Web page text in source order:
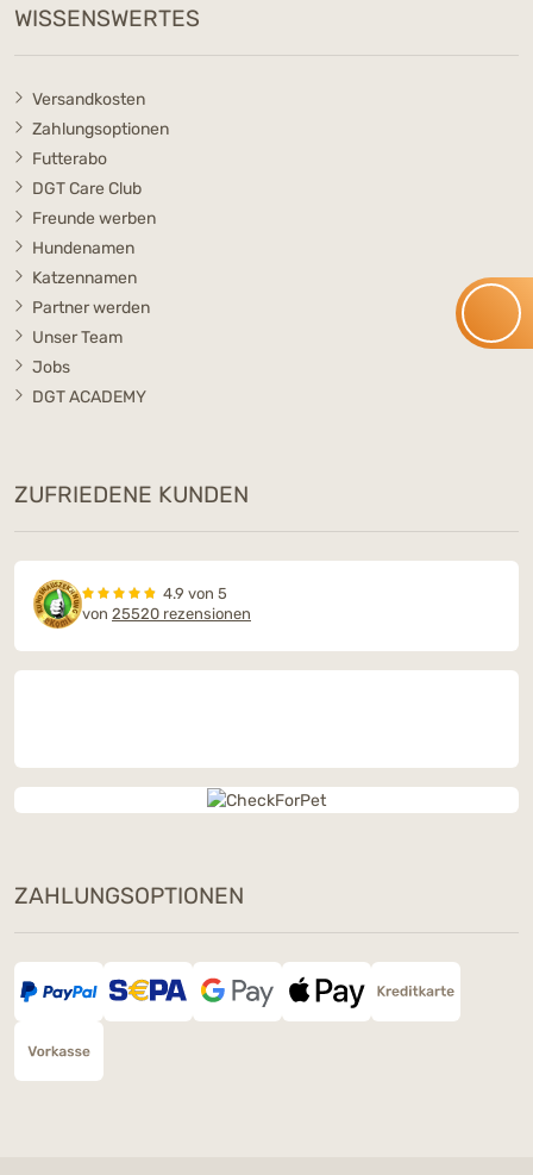
WISSENSWERTES
Versandkosten
Zahlungsoptionen
Futterabo
DGT Care Club
Freunde werben
Hundenamen
Katzennamen
Partner werden
Unser Team
Jobs
DGT ACADEMY
ZUFRIEDENE KUNDEN
4.9 von 5
von 25520 rezensionen
ZAHLUNGSOPTIONEN